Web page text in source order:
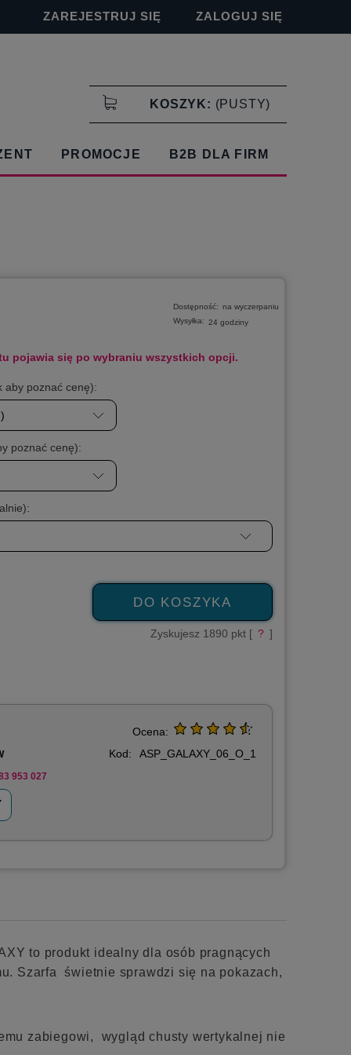
ZAREJESTRUJ SIĘ ZALOGUJ SIĘ
KOSZYK: (PUSTY)
PROMOCJE B2B DLA FIRM
Dostępność: na wyczerpaniu
Wysyłka: 24 godziny
pojawia się po wybraniu wszystkich opcji.
aby poznać cenę):
poznać cenę):
DO KOSZYKA
Zyskujesz 1890 pkt [ ? ]
953 027
Ocena:
Kod:
ASP_GALAXY_06_O_1
to produkt idealny dla osób pragnących
Szarfa świetnie sprawdzi się na pokazach,
zabiegowi, wygląd chusty wertykalnej nie